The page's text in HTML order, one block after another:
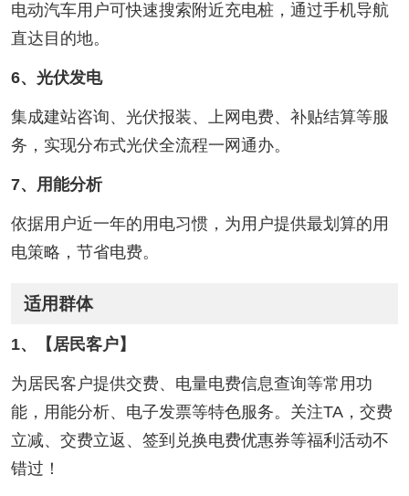
电动汽车用户可快速搜索附近充电桩，通过手机导航
直达目的地。
6、光伏发电
集成建站咨询、光伏报装、上网电费、补贴结算等服
务，实现分布式光伏全流程一网通办。
7、用能分析
依据用户近一年的用电习惯，为用户提供最划算的用
电策略，节省电费。
适用群体
1、【居民客户】
为居民客户提供交费、电量电费信息查询等常用功
能，用能分析、电子发票等特色服务。关注TA，交费
立减、交费立返、签到兑换电费优惠券等福利活动不
错过！